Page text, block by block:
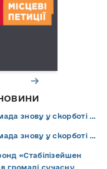
знову у скорботі …
знову у скорботі …
«Стабілізейшен